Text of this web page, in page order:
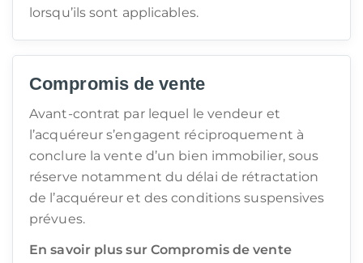
lorsqu’ils sont applicables.
Compromis de vente
Avant-contrat par lequel le vendeur et
l’acquéreur s’engagent réciproquement à
conclure la vente d’un bien immobilier, sous
réserve notamment du délai de rétractation
de l’acquéreur et des conditions suspensives
prévues.
En savoir plus sur Compromis de vente